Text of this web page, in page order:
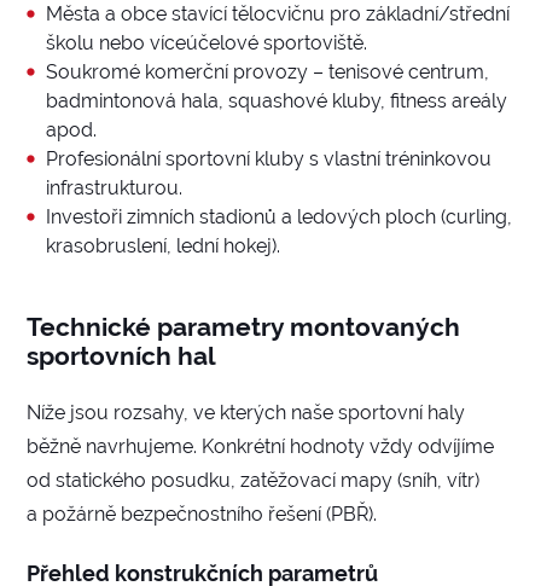
Města a obce stavící tělocvičnu pro základní/střední
školu nebo víceúčelové sportoviště.
Soukromé komerční provozy – tenisové centrum,
badmintonová hala, squashové kluby, fitness areály
apod.
Profesionální sportovní kluby s vlastní tréninkovou
infrastrukturou.
Investoři zimních stadionů a ledových ploch (curling,
krasobruslení, lední hokej).
Technické parametry montovaných
sportovních hal
Níže jsou rozsahy, ve kterých naše sportovní haly
běžně navrhujeme. Konkrétní hodnoty vždy odvíjíme
od statického posudku, zatěžovací mapy (sníh, vítr)
a požárně bezpečnostního řešení (PBŘ).
Přehled konstrukčních parametrů